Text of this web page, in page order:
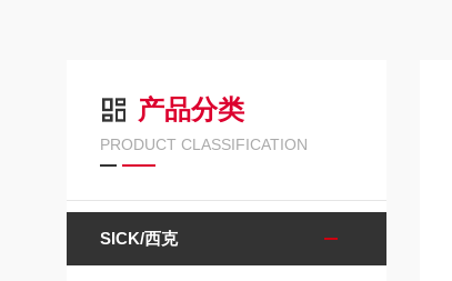
产品分类
PRODUCT CLASSIFICATION
SICK/西克